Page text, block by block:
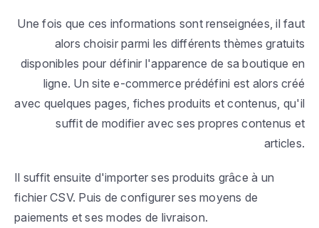
Une fois que ces informations sont renseignées, il faut
alors choisir parmi les différents thèmes gratuits
disponibles pour définir l'apparence de sa boutique en
ligne. Un site e-commerce prédéfini est alors créé
avec quelques pages, fiches produits et contenus, qu'il
suffit de modifier avec ses propres contenus et
articles.
Il suffit ensuite d'importer ses produits grâce à un
fichier CSV. Puis de configurer ses moyens de
paiements et ses modes de livraison.